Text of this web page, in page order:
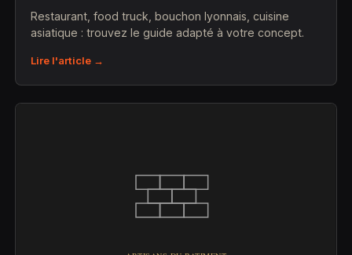
Restaurant, food truck, bouchon lyonnais, cuisine
asiatique : trouvez le guide adapté à votre concept.
Lire l'article →